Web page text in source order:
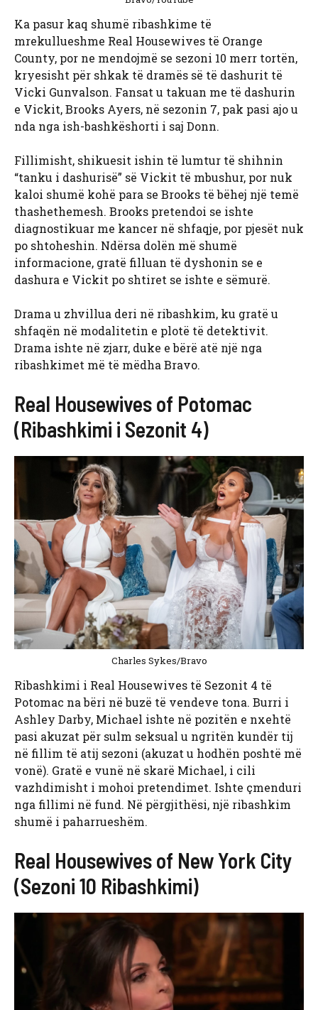
Ka pasur kaq shumë ribashkime të
mrekullueshme Real Housewives të Orange
County, por ne mendojmë se sezoni 10 merr tortën,
kryesisht për shkak të dramës së të dashurit të
Vicki Gunvalson. Fansat u takuan me të dashurin
e Vickit, Brooks Ayers, në sezonin 7, pak pasi ajo u
nda nga ish-bashkëshorti i saj Donn.
Fillimisht, shikuesit ishin të lumtur të shihnin
“tanku i dashurisë” së Vickit të mbushur, por nuk
kaloi shumë kohë para se Brooks të bëhej një temë
thashethemesh. Brooks pretendoi se ishte
diagnostikuar me kancer në shfaqje, por pjesët nuk
po shtoheshin. Ndërsa dolën më shumë
informacione, gratë filluan të dyshonin se e
dashura e Vickit po shtiret se ishte e sëmurë.
Drama u zhvillua deri në ribashkim, ku gratë u
shfaqën në modalitetin e plotë të detektivit.
Drama ishte në zjarr, duke e bërë atë një nga
ribashkimet më të mëdha Bravo.
Real Housewives of Potomac
(Ribashkimi i Sezonit 4)
Charles Sykes/Bravo
Ribashkimi i Real Housewives të Sezonit 4 të
Potomac na bëri në buzë të vendeve tona. Burri i
Ashley Darby, Michael ishte në pozitën e nxehtë
pasi akuzat për sulm seksual u ngritën kundër tij
në fillim të atij sezoni (akuzat u hodhën poshtë më
vonë). Gratë e vunë në skarë Michael, i cili
vazhdimisht i mohoi pretendimet. Ishte çmenduri
nga fillimi në fund. Në përgjithësi, një ribashkim
shumë i paharrueshëm.
Real Housewives of New York City
(Sezoni 10 Ribashkimi)